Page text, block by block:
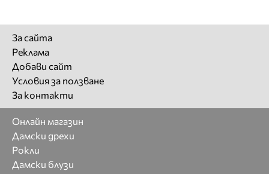
За сайта
Реклама
Добави сайт
Условия за ползване
За контакти
Онлайн магазин
Дамски дрехи
Рокли
Дамски блузи